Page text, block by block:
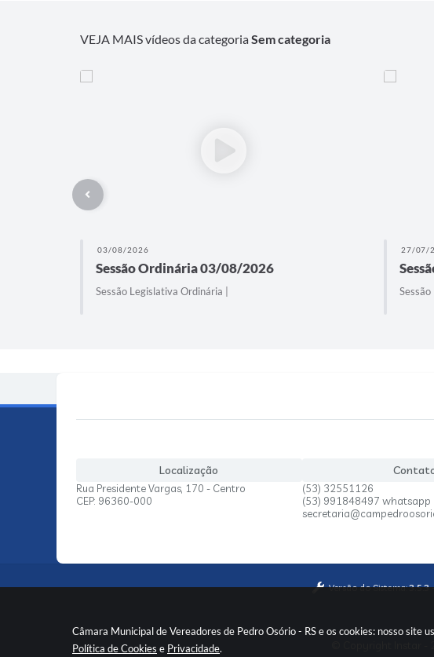
Câmara Municipal de Vereadores de Pedro Osório - RS e os cookies: nosso site
Política de Cookies e Privacidade.
VEJA MAIS vídeos da categoriaSem categoria
03/08/2026
Sessão Ordinária 03/08/2026
Sessão Legislativa Ordinária |
27/07/
Sessão
Localização
Rua Presidente Vargas, 170 - Centro
CEP: 96360-000
(53) 32551126
(53) 991848497 whatsapp
Versão do Sistema:3.5.3